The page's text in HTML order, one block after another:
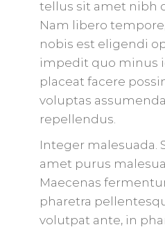
tellus sit amet nibh
Nam libero
nobis est eligendi
impedit quo minus
placeat facere
voluptas
repellendus.
Integer malesuada.
amet purus
Maecenas
pharetra
volutpat ante, in